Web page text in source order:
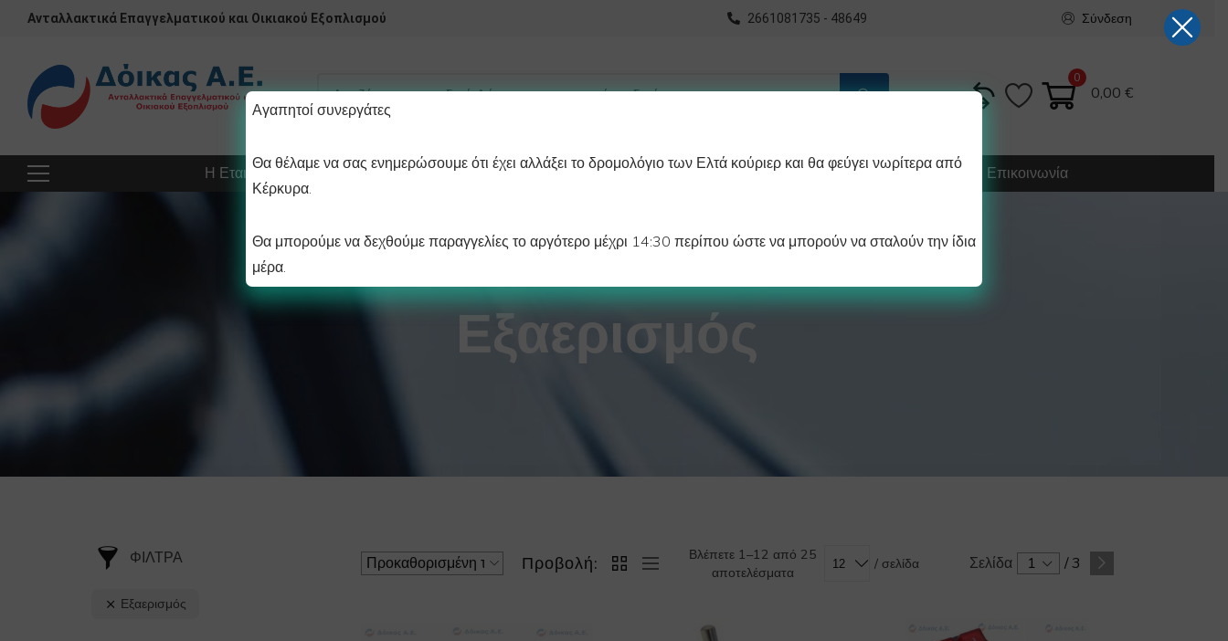
Ανταλλακτικά Επαγγελματικού και Οικιακού Εξοπλισμού 2661081735 - 48649 Σύνδεση
0
0,00€
Η Εταιρεία Προϊόντα Προχωρημένη Αναζήτηση Διαγράμματα Λάστιχα Ψυγείου Κατασκευή Οδηγίες Επικοινωνία
Εξαερισμός
ΦΙΛΤΡΑ
Εξαερισμός
Προβολή:
Βλέπετε 1–12 από 25
αποτελέσματα
/ σελίδα Σελίδα 1 /3
Αγαπητοί συνεργάτες
Θα θέλαμε να σας ενημερώσουμε ότι έχει αλλάξει το δρομολόγιο των Ελτά κούριερ και θα φεύγει νωρίτερα από
Κέρκυρα.
Θα μπορούμε να δεχθούμε παραγγελίες το αργότερο μέχρι 14:30 περίπου ώστε να μπορούν να σταλούν την ίδια
μέρα.